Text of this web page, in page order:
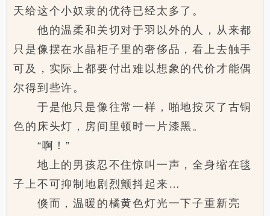
天给这个小奴隶的优待已经太多了。
他的温柔和关切对于羽以外的人，从来都
只是像摆在水晶柜子里的奢侈品，看上去触手
可及，实际上都要付出难以想象的代价才能偶
尔得到些许。
于是他只是像往常一样，啪地按灭了古铜
色的床头灯，房间里顿时一片漆黑。
“啊！”
地上的男孩忍不住惊叫一声，全身缩在毯
子上不可抑制地剧烈颤抖起来…
倏而，温暖的橘黄色灯光一下子重新亮